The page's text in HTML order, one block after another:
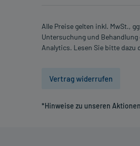
Alle Preise gelten inkl. MwSt.,
Untersuchung und
Analytics. Lesen Sie bitte dazu
Vertrag widerrufen
*Hinweise zu unseren